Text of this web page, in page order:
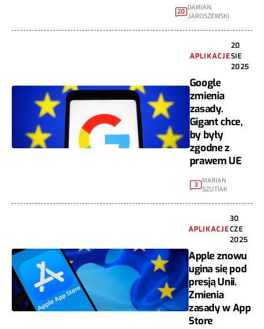
20 DAMIAN
JAROSZEWSKI
APLIKACJE
20
SIE
2025
Google
zmienia
zasady.
Gigant chce,
by były
zgodne z
prawem UE
3
MARIAN
SZUTIAK
APLIKACJE
30
CZE
2025
Apple znowu
ugina się pod
presją Unii.
Zmienia
zasady w App
Store